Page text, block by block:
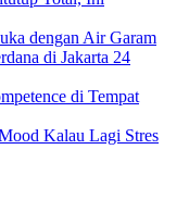
dengan Air Garam
di Jakarta 24
di Tempat
Kalau Lagi Stres